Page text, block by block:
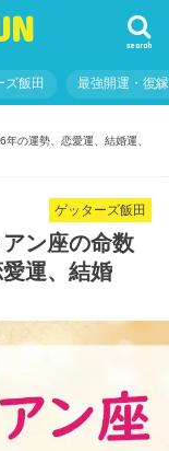
search
ズ飯田 最強開運・復
の運勢、恋愛運、結婚運、
ゲッターズ飯田
ン座の命数
愛運、結婚